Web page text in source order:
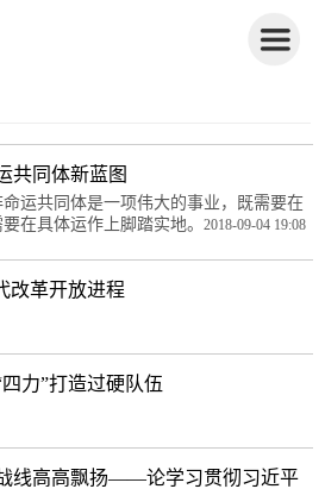
共同体新蓝图
运共同体是一项伟大的事业，既需要在
在具体运作上脚踏实地。 2018-09-04 19:08
改革开放进程
力”打造过硬队伍
线高高飘扬——论学习贯彻习近平